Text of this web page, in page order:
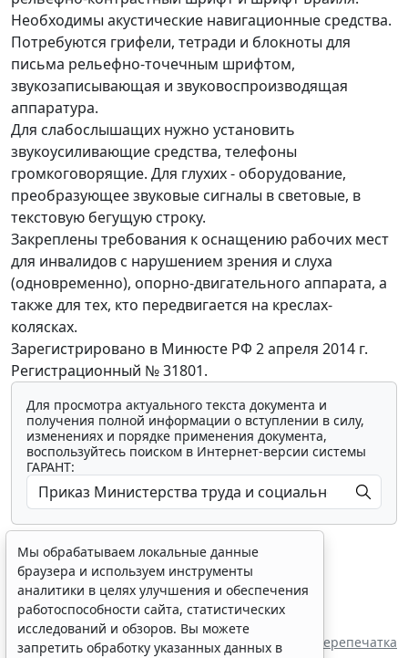
Необходимы акустические навигационные средства.
Потребуются грифели, тетради и блокноты для
письма рельефно-точечным шрифтом,
звукозаписывающая и звуковоспроизводящая
аппаратура.
Для слабослышащих нужно установить
звукоусиливающие средства, телефоны
громкоговорящие. Для глухих - оборудование,
преобразующее звуковые сигналы в световые, в
текстовую бегущую строку.
Закреплены требования к оснащению рабочих мест
для инвалидов с нарушением зрения и слуха
(одновременно), опорно-двигательного аппарата, а
также для тех, кто передвигается на креслах-
колясках.
Зарегистрировано в Минюсте РФ 2 апреля 2014 г.
Регистрационный № 31801.
Для просмотра актуального текста документа и
получения полной информации о вступлении в силу,
изменениях и порядке применения документа,
воспользуйтесь поиском в Интернет-версии системы
ГАРАНТ:
Показать все материалы
Перепечатка
Мы обрабатываем локальные данные
браузера и используем инструменты
аналитики в целях улучшения и обеспечения
работоспособности сайта, статистических
исследований и обзоров. Вы можете
запретить обработку указанных данных в